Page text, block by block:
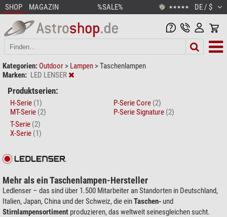
SHOP MAGAZIN %SALE% ★★★★★ DE / $
Kategorien: Outdoor > Lampen >Taschenlampen
Marken: LED LENSER
Produktserien:
H-Serie (1)
MT-Serie (2)
P-Serie Core (2)
P-Serie Signature (2)
T-Serie (2)
X-Serie (1)
Mehr als ein Taschenlampen-Hersteller
Ledlenser – das sind über 1.500 Mitarbeiter an Standorten in Deutschland,
Italien, Japan, China und der Schweiz, die einTaschen- und
Stirnlampensortiment produzieren, das weltweit seinesgleichen sucht.